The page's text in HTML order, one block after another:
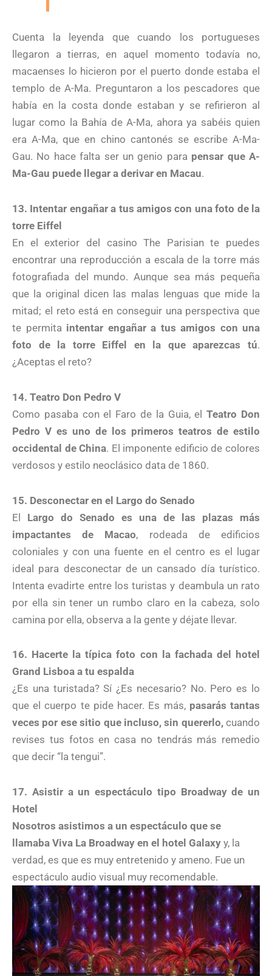
Cuenta la leyenda que cuando los portugueses
llegaron a tierras, en aquel momento todavía no,
macaenses lo hicieron por el puerto donde estaba el
templo de A-Ma. Preguntaron a los pescadores que
había en la costa donde estaban y se refirieron al
lugar como la Bahía de A-Ma, ahora ya sabéis quien
era A-Ma, que en chino cantonés se escribe A-Ma-
Gau. No hace falta ser un genio para pensar que A-
Ma-Gau puede llegar a derivar en Macau.
13. Intentar engañar a tus amigos con una foto de la
torre Eiffel
En el exterior del casino The Parisian te puedes
encontrar una reproducción a escala de la torre más
fotografiada del mundo. Aunque sea más pequeña
que la original dicen las malas lenguas que mide la
mitad; el reto está en conseguir una perspectiva que
te permitaintentar engañar a tus amigos con una
foto de la torre Eiffel en la que aparezcas tú.
¿Aceptas el reto?
14. Teatro Don Pedro V
Como pasaba con el Faro de la Guia, elTeatro Don
Pedro V es uno de los primeros teatros de estilo
occidental de China. El imponente edificio de colores
verdosos y estilo neoclásico data de 1860.
15. Desconectar en el Largo do Senado
El Largo do Senado es una de las plazas más
impactantes de Macao, rodeada de edificios
coloniales y con una fuente en el centro es el lugar
ideal para desconectar de un cansado día turístico.
Intenta evadirte entre los turistas y deambula un rato
por ella sin tener un rumbo claro en la cabeza, solo
camina por ella, observa a la gente y déjate llevar.
16. Hacerte la típica foto con la fachada del hotel
Grand Lisboa a tu espalda
¿Es una turistada? Sí ¿Es necesario? No. Pero es lo
que el cuerpo te pide hacer. Es más, pasarás tantas
veces por ese sitio que incluso, sin quererlo,cuando
revises tus fotos en casa no tendrás más remedio
que decir “la tengui”.
17. Asistir a un espectáculo tipo Broadway de un
Hotel
Nosotros asistimos a un espectáculo que se
llamaba Viva La Broadway en el hotel Galaxy y, la
verdad, es que es muy entretenido y ameno. Fue un
espectáculo audio visual muy recomendable.